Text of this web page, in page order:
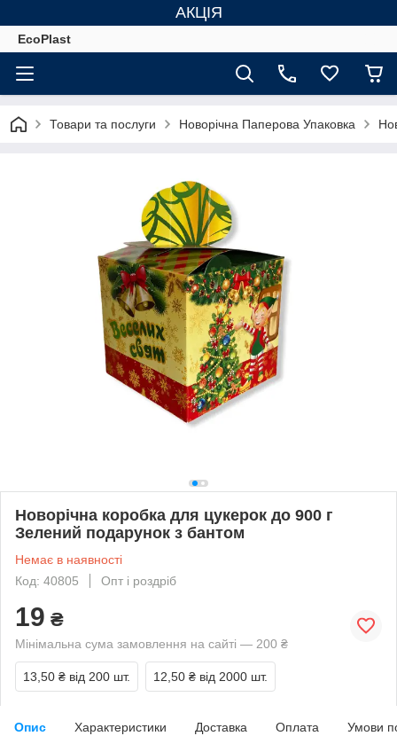
АКЦІЯ
EcoPlast
Товари та послуги Новорічна Паперова Упаковка
Новорічна коробка для цукерок до 900 г
Зелений подарунок з бантом
Немає в наявності
Код: 40805
Опт і роздріб
19 ₴
Мінімальна сума замовлення на сайті — 200 ₴
13,50 ₴ від 200 шт. 12,50 ₴ від 2000 шт.
Опис Характеристики Доставка Оплата Умови